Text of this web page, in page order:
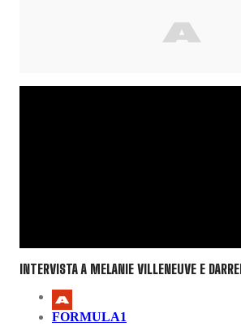
INTERVISTA A MELANIE VILLENEUVE E
FORMULA1